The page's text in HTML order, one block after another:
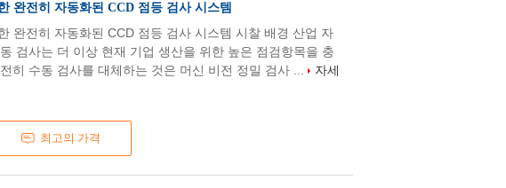
완전히 자동화된 CCD 점등 검사 시스템
최고의 가격
완전히 자동화된 CCD 점등 검사 시스템 시찰 배경 산업 자
검사는 더 이상 현재 기업 생산을 위한 높은 점검항목을 충
히 수동 검사를 대체하는 것은 머신 비전 정밀 검사 ...
자세